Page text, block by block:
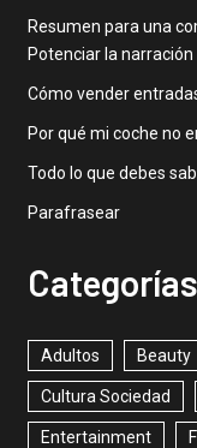
Resumen para una
Potenciar la
Cómo vender
Por qué mi coche no
Todo lo que debes
Parafrasear
Categorías
Adultos Beauty
Cultura Sociedad
Entertainment